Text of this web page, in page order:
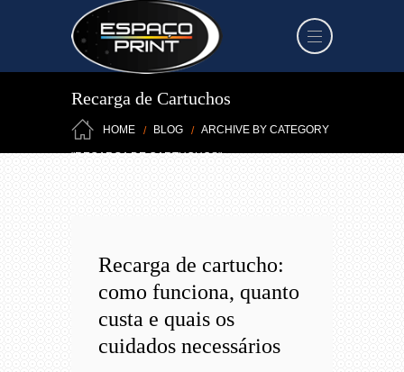
Recarga de Cartuchos
HOME BLOG ARCHIVE BY CATEGORY
"RECARGA DE CARTUCHOS"
Recarga de cartucho:
como funciona, quanto
custa e quais os
cuidados necessários